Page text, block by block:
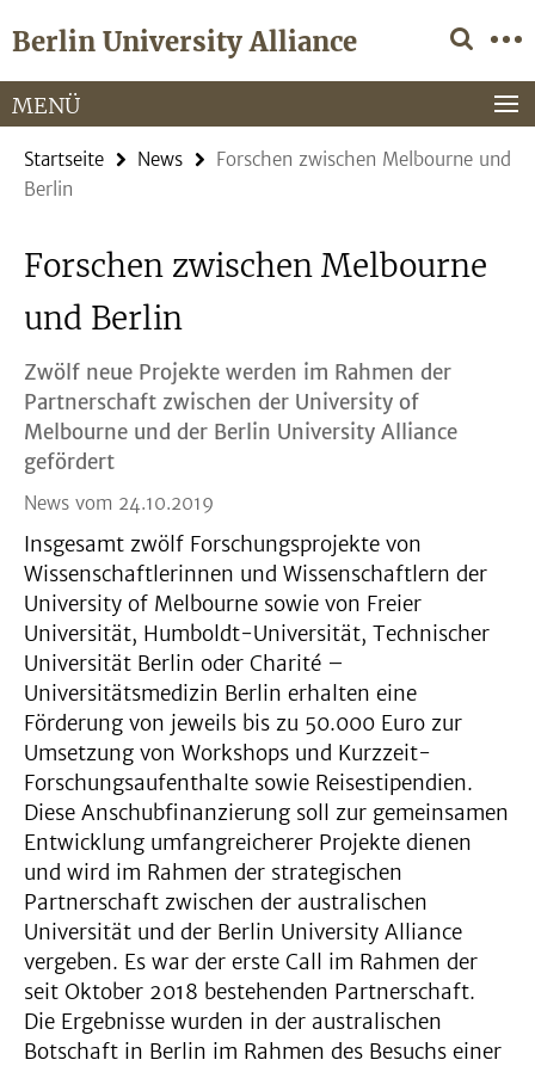
direkt
Inhalt
Berlin University Alliance
Service-
Navigation
MENÜ
Startseite News
Forschen zwischen Melbourne und
Berlin
Forschen zwischen Melbourne
und Berlin
Zwölf neue Projekte werden im Rahmen der
Partnerschaft zwischen der University of
Melbourne und der Berlin University Alliance
gefördert
News vom 24.10.2019
Insgesamt zwölf Forschungsprojekte von
Wissenschaftlerinnen und Wissenschaftlern der
University of Melbourne sowie von Freier
Universität, Humboldt-Universität, Technischer
Universität Berlin oder Charité –
Universitätsmedizin Berlin erhalten eine
Förderung von jeweils bis zu 50.000 Euro zur
Umsetzung von Workshops und Kurzzeit-
Forschungsaufenthalte sowie Reisestipendien.
Diese Anschubfinanzierung soll zur gemeinsamen
Entwicklung umfangreicherer Projekte dienen
und wird im Rahmen der strategischen
Partnerschaft zwischen der australischen
Universität und der Berlin University Alliance
vergeben. Es war der erste Call im Rahmen der
seit Oktober 2018 bestehenden Partnerschaft.
Die Ergebnisse wurden in der australischen
Botschaft in Berlin im Rahmen des Besuchs einer